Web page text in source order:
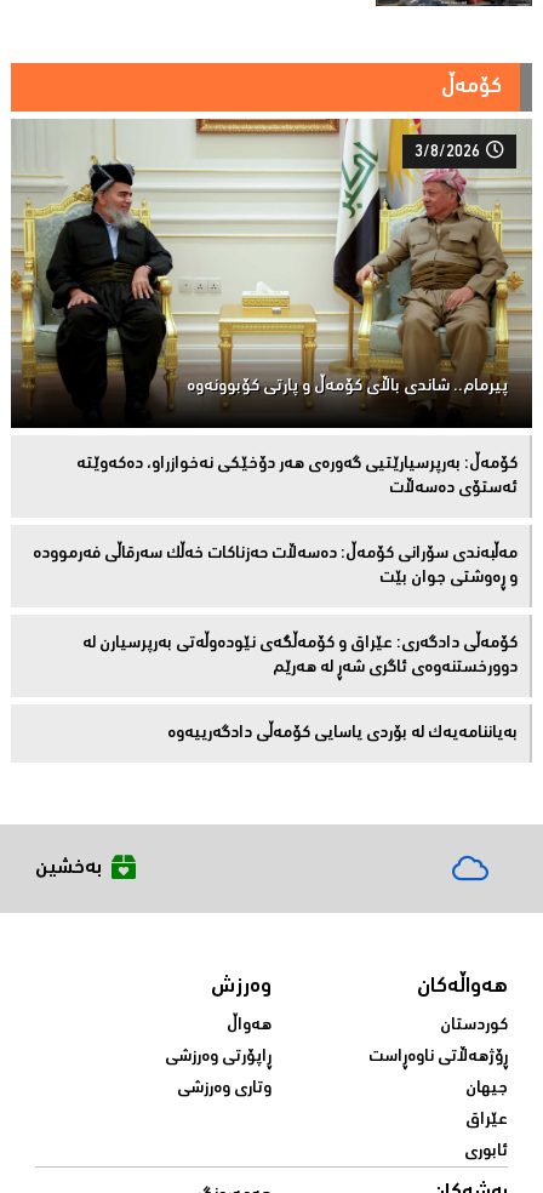
کۆمەڵ
3/8/2026
پیرمام.. شاندی باڵای كۆمه‌ڵ و پارتی كۆبوونه‌وه‌
كۆمەڵ: بەرپرسیارێتیی گەورەی هەر دۆخێکی نەخوازراو، دەكەوێتە
ئەستۆی دەسەڵات
مەڵبەندى سۆرانى کۆمەڵ: دەسەڵات حەزناکات خەڵک سەرقاڵى فەرموودە
و ڕەوشتى جوان بێت
کۆمەڵى دادگەرى: عێراق و كۆمەڵگەی نێودەوڵەتی بەرپرسیارن لە
دوورخستنەوەى ئاگری شەڕ لە هەرێم
بەیاننامەیەک لە بۆردی یاسایی کۆمەڵی دادگەرییەوە
بەخشین
هەواڵەکان
کوردستان
ڕۆژهەڵاتی ناوەڕاست
جیهان
عێراق
ئابوری
وەرزش
هەواڵ
ڕاپۆرتی وەرزشی
وتاری وەرزشی